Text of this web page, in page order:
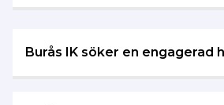
Burås IK söker en engagerad